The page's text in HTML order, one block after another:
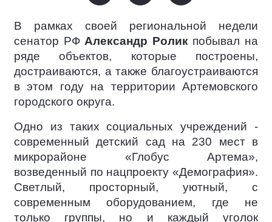
В рамках своей региональной недели
сенатор РФ Александр Роликпобывал на
ряде объектов, которые построены,
достраиваются, а также благоустраиваются
в этом году на территории Артемовского
городского округа.
Одно из таких социальных учреждений -
современный детский сад на 230 мест в
микрорайоне «Глобус Артема»,
возведенный по нацпроекту «Демография».
Светлый, просторный, уютный, с
современным оборудованием, где не
только группы, но и каждый уголок